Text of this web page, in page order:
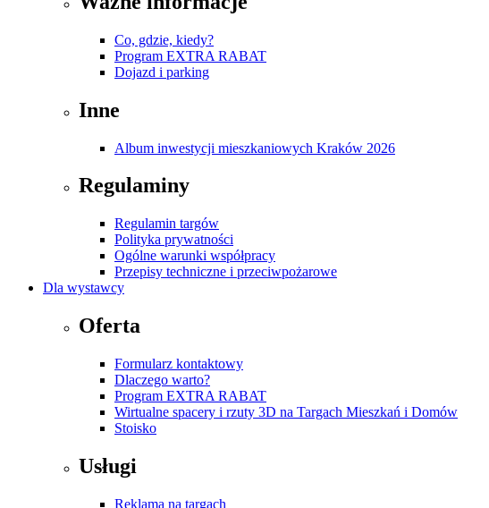
Co, gdzie, kiedy?
Program EXTRA RABAT
Dojazd i parking
Inne
Album inwestycji mieszkaniowych Kraków 2026
Regulaminy
Regulamin targów
Polityka prywatności
Ogólne warunki współpracy
Przepisy techniczne i przeciwpożarowe
Dla wystawcy
Oferta
Formularz kontaktowy
Dlaczego warto?
Program EXTRA RABAT
Wirtualne spacery i rzuty 3D na Targach Mieszkań i Domów
Stoisko
Usługi
Reklama na targach